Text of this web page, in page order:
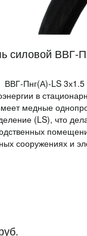
силовой ВВГ-
ВВГ-Пнг(А)-LS
в
медные
(LS), что
сооружениях и